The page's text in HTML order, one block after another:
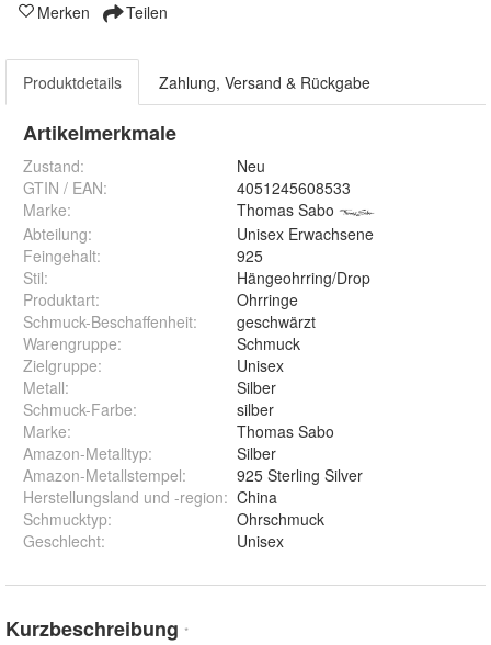
Merken Teilen
Produktdetails Zahlung, Versand & Rückgabe
Artikelmerkmale
Zustand:
Neu
GTIN / EAN:
4051245608533
Marke:
Thomas Sabo
Abteilung:
Unisex Erwachsene
Feingehalt:
925
Stil:
Hängeohrring/Drop
Produktart:
Ohrringe
Schmuck-Beschaffenheit:
geschwärzt
Warengruppe:
Schmuck
Zielgruppe:
Unisex
Metall:
Silber
Schmuck-Farbe:
silber
Marke:
Thomas Sabo
Amazon-Metalltyp:
Silber
Amazon-Metallstempel:
925 Sterling Silver
Herstellungsland und -region: China
Schmucktyp:
Ohrschmuck
Geschlecht: Unisex
Kurzbeschreibung *